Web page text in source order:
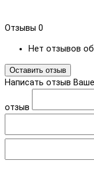
Отзывы 0
Нет отзывов
Оставить отзыв
Написать отзыв
отзыв